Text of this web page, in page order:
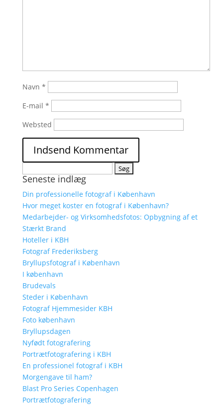
Navn *
E-mail *
Websted
efter:
Seneste indlæg
Din professionelle fotograf i København
Hvor meget koster en fotograf i København?
Medarbejder- og Virksomhedsfotos: Opbygning af et
Stærkt Brand
Hoteller i KBH
Fotograf Frederiksberg
Bryllupsfotograf i København
I københavn
Brudevals
Steder i København
Fotograf Hjemmesider KBH
Foto københavn
Bryllupsdagen
Nyfødt fotografering
Portrætfotografering i KBH
En professionel fotograf i KBH
Morgengave til ham?
Blast Pro Series Copenhagen
Portrætfotografering